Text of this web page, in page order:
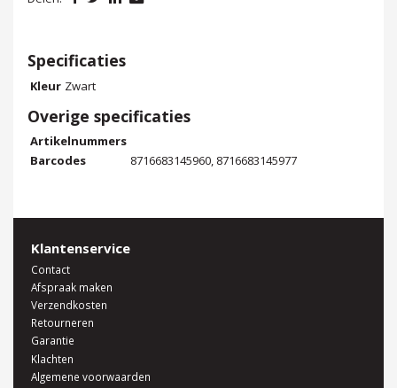
Specificaties
Kleur Zwart
Overige specificaties
Artikelnummers
Barcodes
8716683145960, 8716683145977
Klantenservice
Contact
Afspraak maken
Verzendkosten
Retourneren
Garantie
Klachten
Algemene voorwaarden